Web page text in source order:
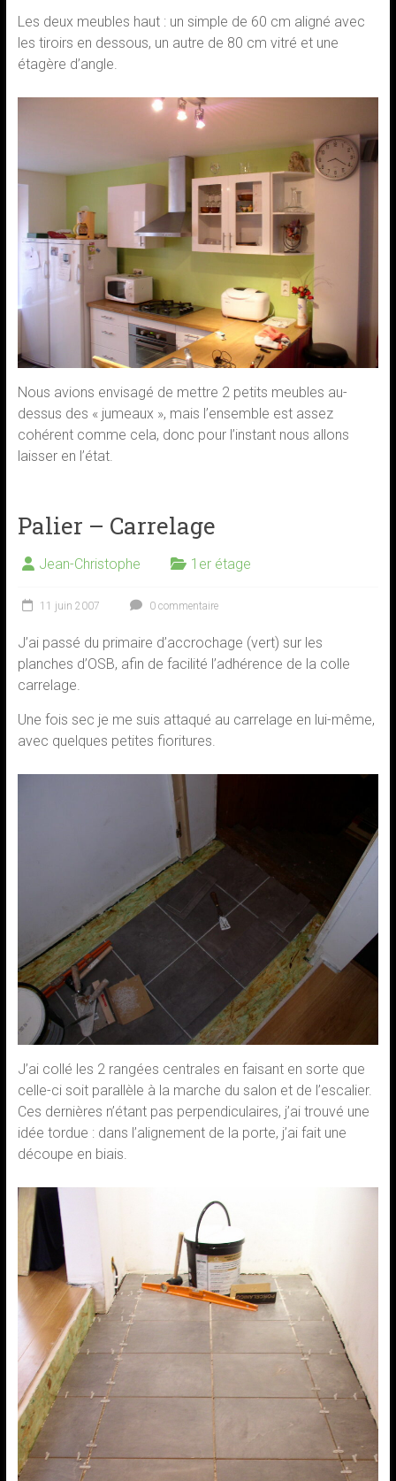
Les deux meubles haut : un simple de 60 cm aligné avec
les tiroirs en dessous, un autre de 80 cm vitré et une
étagère d’angle.
Nous avions envisagé de mettre 2 petits meubles au-
dessus des « jumeaux », mais l’ensemble est assez
cohérent comme cela, donc pour l’instant nous allons
laisser en l’état.
Palier – Carrelage
Jean-Christophe 1er étage
11 juin 2007 0 commentaire
J’ai passé du primaire d’accrochage (vert) sur les
planches d’OSB, afin de facilité l’adhérence de la colle
carrelage.
Une fois sec je me suis attaqué au carrelage en lui-même,
avec quelques petites fioritures.
J’ai collé les 2 rangées centrales en faisant en sorte que
celle-ci soit parallèle à la marche du salon et de l’escalier.
Ces dernières n’étant pas perpendiculaires, j’ai trouvé une
idée tordue : dans l’alignement de la porte, j’ai fait une
découpe en biais.